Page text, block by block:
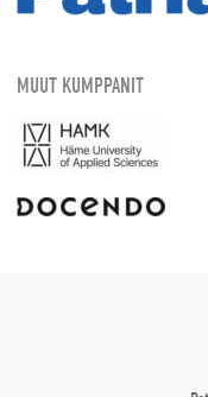
MUUT KUMPPANIT